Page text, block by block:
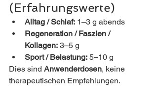
(Erfahrungswerte)
Alltag / Schlaf: 1–3 g abends
Regeneration / Faszien /
Kollagen: 3–5 g
Sport / Belastung: 5–10 g
Dies sind Anwenderdosen, keine
therapeutischen Empfehlungen.